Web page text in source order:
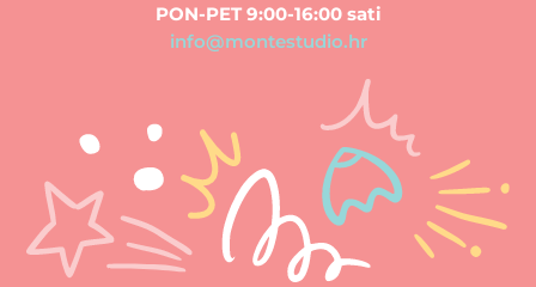
PON-PET 9:00-16:00 sati
info@montestudio.hr